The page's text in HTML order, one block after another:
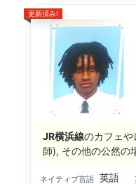
更新済み!
JR横浜線のカフェや
師), その他の公然の
ネイティブ言語 英語